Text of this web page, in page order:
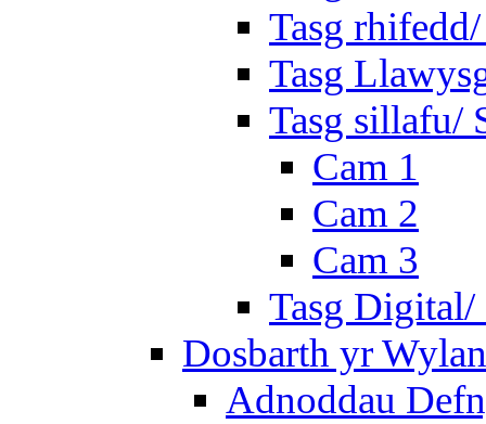
Tasg
Tasg
Tasg sillafu/
Cam 1
Cam 2
Cam 3
Tasg
Dosbarth yr
Adnoddau